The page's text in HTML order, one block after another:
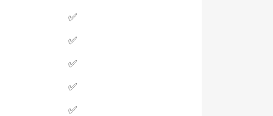
✅
✅
✅
✅
✅